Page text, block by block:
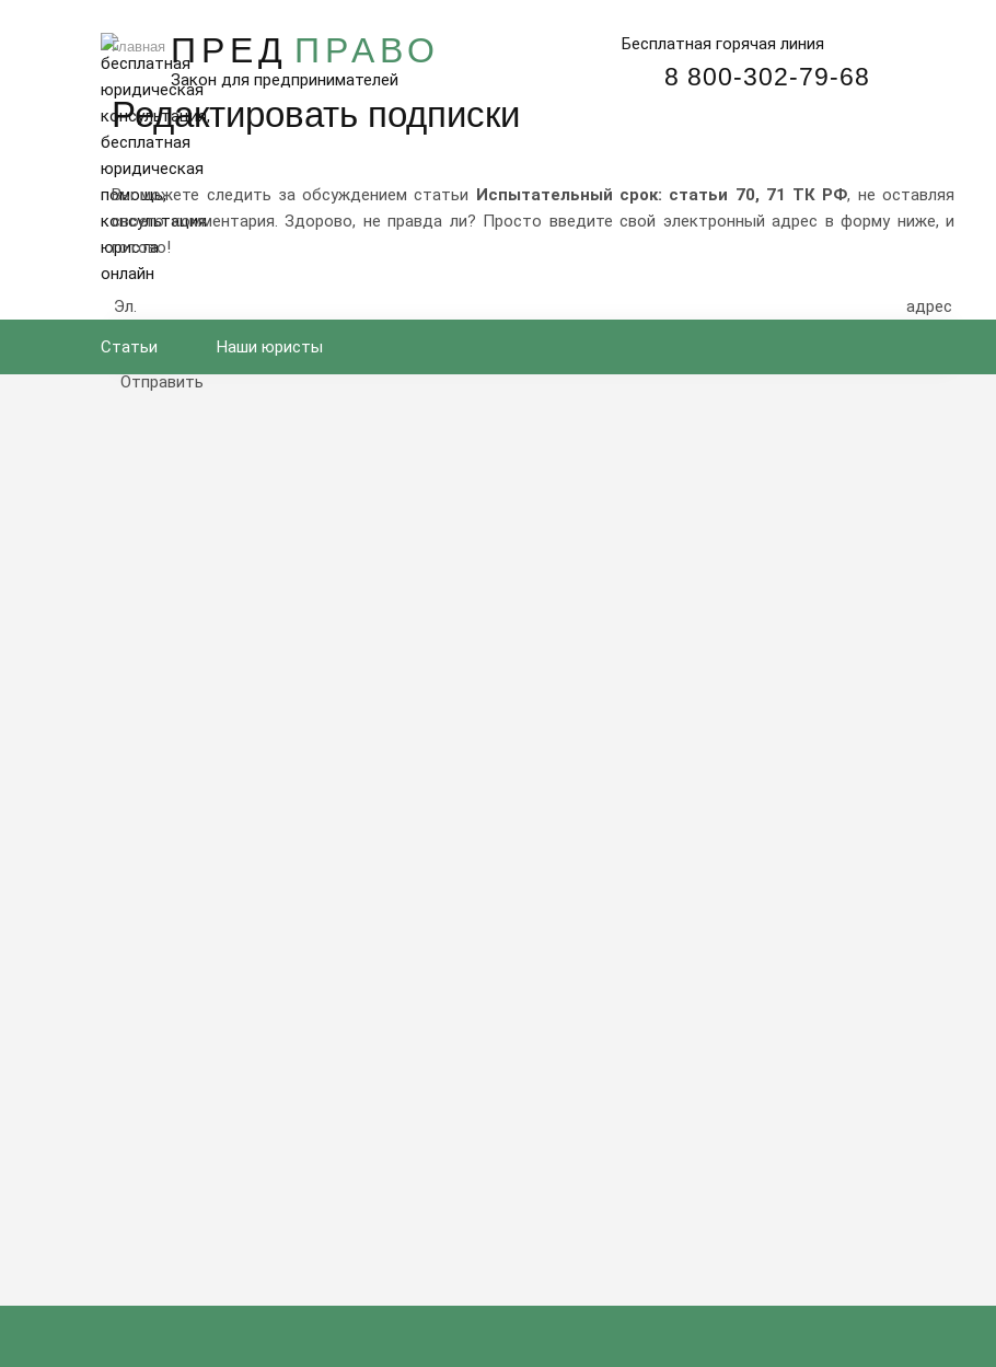
ПРЕД ПРАВО
Закон для предпринимателей
Бесплатная горячая линия
8 800-302-79-68
Статьи Наши юристы
Главная
Редактировать подписки
Вы можете следить за обсуждением статьи Испытательный срок: статьи 70, 71 ТК РФ, не оставляя
своего комментария. Здорово, не правда ли? Просто введите свой электронный адрес в форму ниже, и
готово!
Эл. адрес
8 (800) 302-79-68 8 800-302-79-68